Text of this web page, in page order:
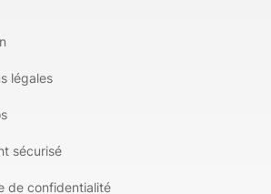
légales
sécurisé
de confidentialité